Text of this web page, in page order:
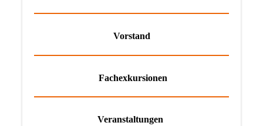
Vorstand
Fachexkursionen
Veranstaltungen